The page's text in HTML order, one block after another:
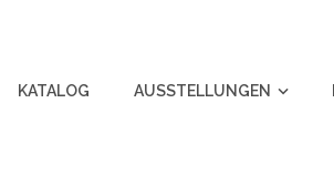
KATALOG AUSSTELLUNGEN